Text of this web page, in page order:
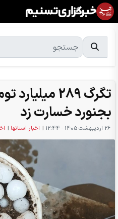
تگرگ 289
بجنورد خسارت زد
26 ارديبهشت 1405 - 12:44 | اخبار استانها |